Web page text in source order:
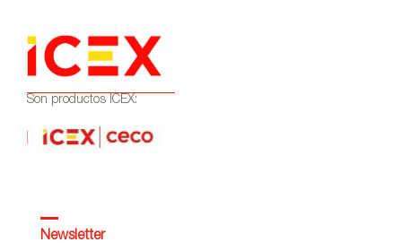
Son productos ICEX:
Newsletter